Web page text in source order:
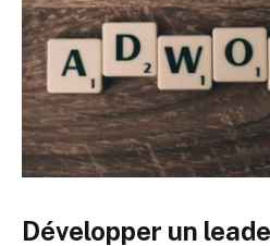
Développer un